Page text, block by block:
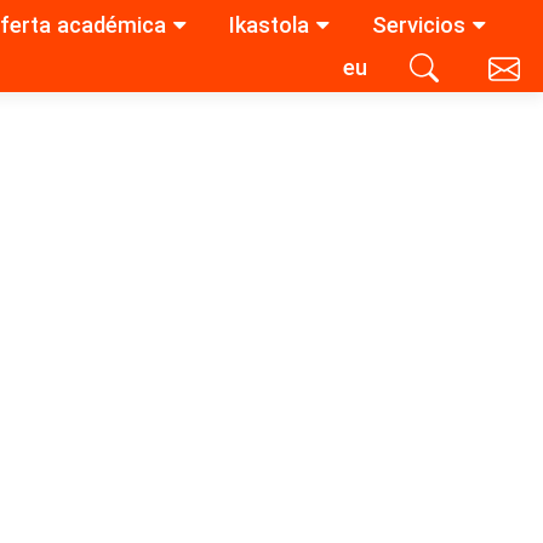
académica Ikastola
Servicios
eu
Buscar
Contacta con nosotros